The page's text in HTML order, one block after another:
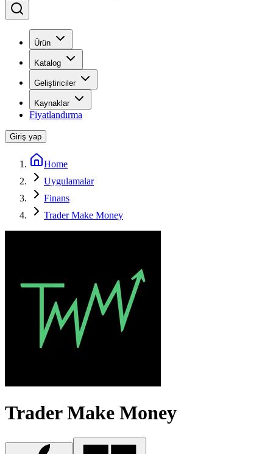
Ürün
Katalog
Geliştiriciler
Kaynaklar
Fiyatlandırma
Giriş yap
Home
Uygulamalar
Finans
Trader Make Money
Trader Make Money